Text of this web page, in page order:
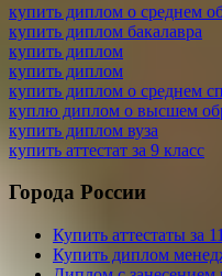
купить диплом о среднем
купить диплом бакалавра
купить диплом
купить диплом
купить диплом о среднем
куплю диплом о высшем
купить диплом вуза
купить аттестат за 9 класс
Города России
Купить аттестаты за
Купить диплом